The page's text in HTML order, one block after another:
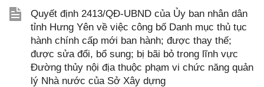
Quyết định 2413/QĐ-UBND của Ủy ban nhân dân
tỉnh Hưng Yên về việc công bố Danh mục thủ tục
hành chính cấp mới ban hành; được thay thế;
được sửa đổi, bổ sung; bị bãi bỏ trong lĩnh vực
Đường thủy nội địa thuộc phạm vi chức năng quản
lý Nhà nước của Sở Xây dựng